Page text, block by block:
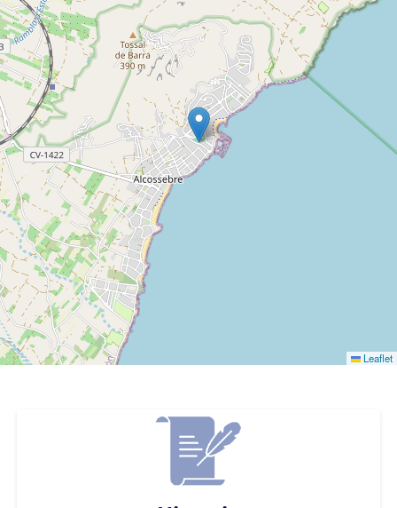
Leaflet